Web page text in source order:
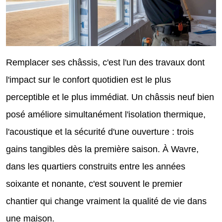
Remplacer ses châssis, c'est l'un des travaux dont
l'impact sur le confort quotidien est le plus
perceptible et le plus immédiat. Un châssis neuf bien
posé améliore simultanément l'isolation thermique,
l'acoustique et la sécurité d'une ouverture : trois
gains tangibles dès la première saison. À Wavre,
dans les quartiers construits entre les années
soixante et nonante, c'est souvent le premier
chantier qui change vraiment la qualité de vie dans
une maison.